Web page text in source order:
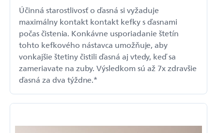
Účinná starostlivosť o ďasná si vyžaduje
maximálny kontakt kontakt kefky s ďasnami
počas čistenia. Konkávne usporiadanie štetín
tohto kefkového nástavca umožňuje, aby
vonkajšie štetiny čistili ďasná aj vtedy, keď sa
zameriavate na zuby. Výsledkom sú až 7x zdravšie
ďasná za dva týždne.*